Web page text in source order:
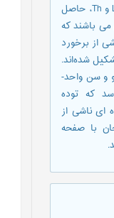
ازNb و Sr، همچنین بی‌هنجاری مثبت La و Th، حاصل
باشند که
از برخورد
شده‌اند.
و سن واحد-
که توده
ای ناشی از
با صفحه